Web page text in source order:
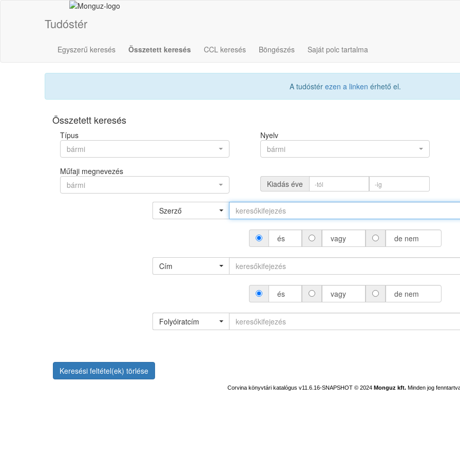
Tudóstér
Egyszerű keresés Összetett keresés CCL keresés Böngészés Saját polc tartalma
A tudóstér ezen a linken érhető el.
Összetett keresés
Típus
bármi
Nyelv
bármi
Műfaji megnevezés
bármi
Kiadás éve
Szerző
és vagy de nem
Cím
és vagy de nem
Folyóiratcím
Keresési feltétel(ek) törlése
Corvina könyvtári katalógus v11.6.16-SNAPSHOT © 2024 Monguz kft. Minden jog